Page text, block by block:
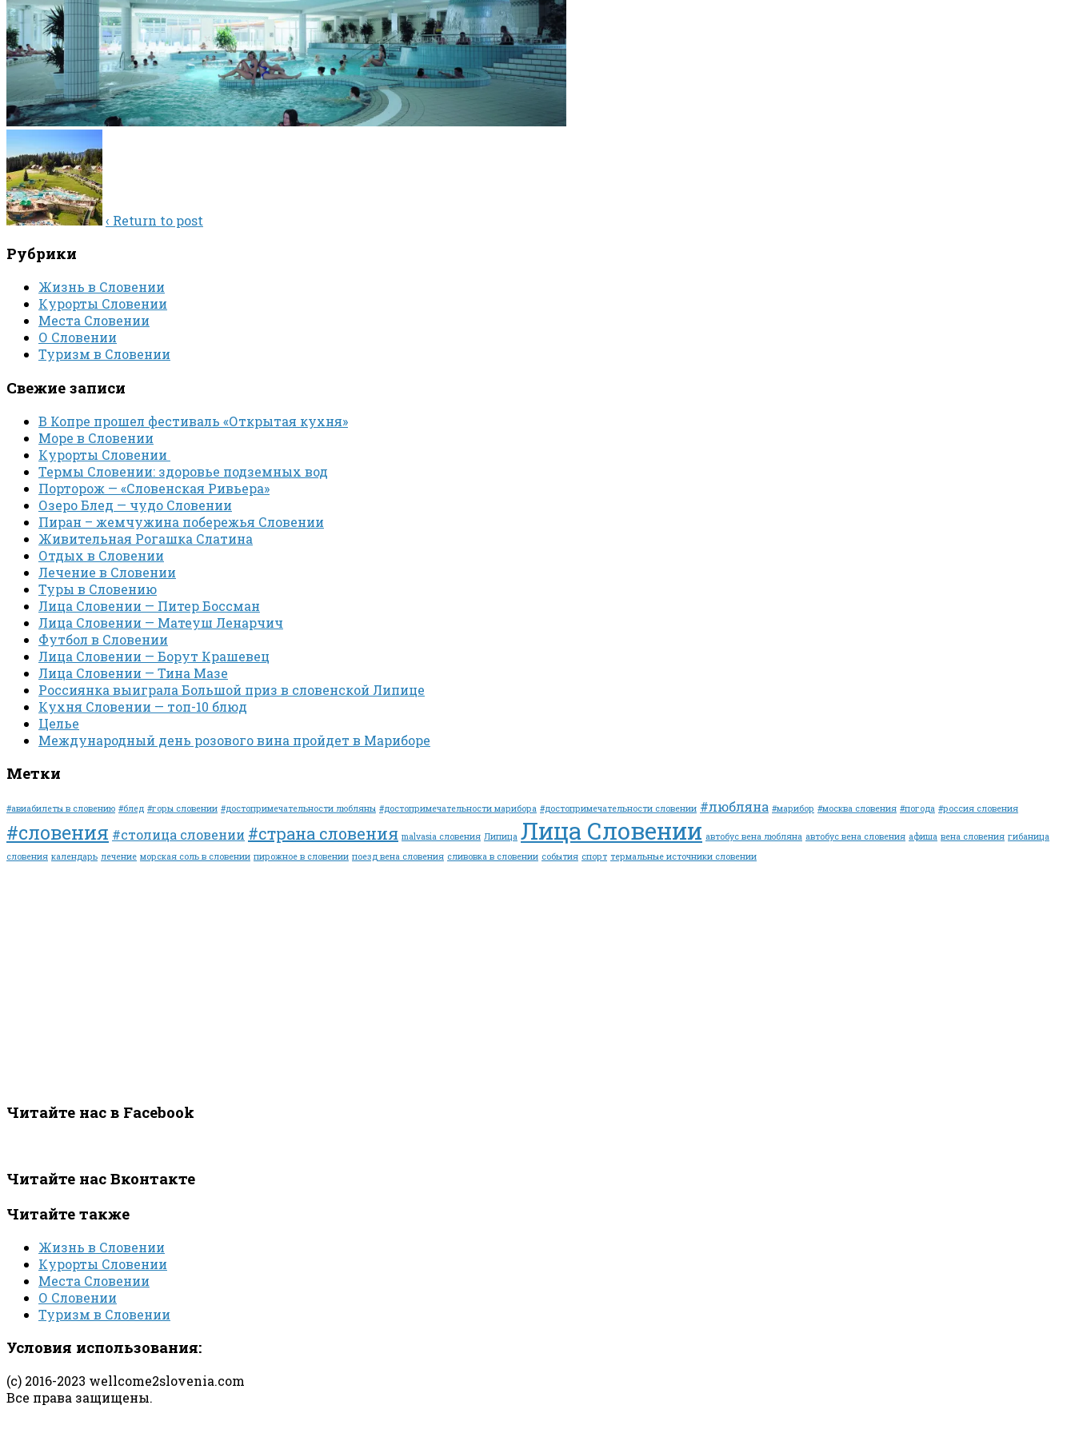
‹ Return to post
Рубрики
Жизнь в Словении
Курорты Словении
Места Словении
О Словении
Туризм в Словении
Свежие записи
В Копре прошел фестиваль «Открытая кухня»
Море в Словении
Курорты Словении
Термы Словении: здоровье подземных вод
Порторож — «Словенская Ривьера»
Озеро Блед — чудо Словении
Пиран – жемчужина побережья Словении
Живительная Рогашка Слатина
Отдых в Словении
Лечение в Словении
Туры в Словению
Лица Словении — Питер Боссман
Лица Словении — Матеуш Ленарчич
Футбол в Словении
Лица Словении — Борут Крашевец
Лица Словении — Тина Мазе
Россиянка выиграла Большой приз в словенской Липице
Кухня Словении — топ-10 блюд
Целье
Международный день розового вина пройдет в Мариборе
Метки
#авиабилеты в словению #блед #горы словении #достопримечательности любляны #достопримечательности марибора #достопримечательности словении #любляна #марибор #москва словения #погода #россия словения
#словения #столица словении #страна словения malvasia словения Липица Лица Словении автобус вена любляна автобус вена словения афиша вена словения гибаница
словения календарь лечение морская соль в словении пирожное в словении поезд вена словения сливовка в словении события спорт термальные источники словении
Читайте нас в Facebook
Читайте нас Вконтакте
Читайте также
Жизнь в Словении
Курорты Словении
Места Словении
О Словении
Туризм в Словении
Условия использования:
(с) 2016-2023 wellcome2slovenia.com
Все права защищены.